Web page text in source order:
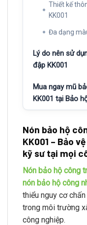
Thiết kế
KK001
Đa dạng
Lý do nên sử
đập KK001
Mua ngay mũ
KK001 tại Bảo
Nón bảo hộ
KK001 – Bảo
kỹ sư tại mọi
Nón bảo hộ công
nón bảo hộ công
thiểu nguy cơ
trong môi trường
công nghiệp.